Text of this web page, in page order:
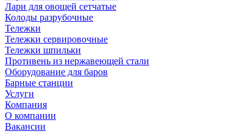
Лари для овощей сетчатые
Колоды разрубочные
Тележки
Тележки сервировочные
Тележки шпильки
Противень из нержавеющей стали
Оборудование для баров
Барные станции
Услуги
Компания
О компании
Вакансии